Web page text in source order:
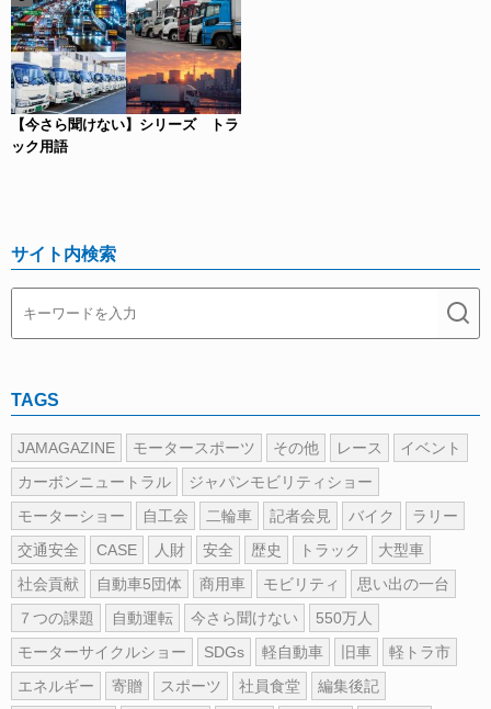
【今さら聞けない】シリーズ トラ
ック用語
サイト内検索
TAGS
JAMAGAZINE モータースポーツ その他 レース
イベント
カーボンニュートラル
ジャパンモビリティショー
モーターショー
自工会 二輪車 記者会見 バイク
ラリー
交通安全
CASE 人財 安全 歴史 トラック
大型車
社会貢献
自動車5団体 商用車 モビリティ
思い出の一台
７つの課題
自動運転 今さら聞けない
550万人
モーターサイクルショー
SDGs 軽自動車 旧車
軽トラ市
エネルギー
寄贈 スポーツ 社員食堂
編集後記